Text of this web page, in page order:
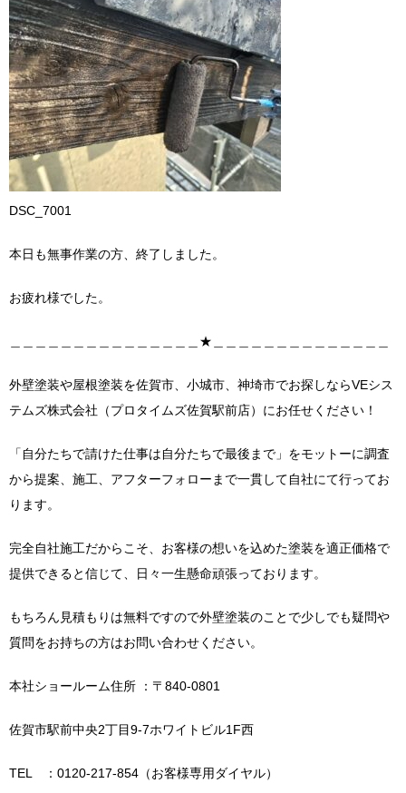
DSC_7001
本日も無事作業の方、終了しました。
お疲れ様でした。
＿＿＿＿＿＿＿＿＿＿＿＿＿＿＿★＿＿＿＿＿＿＿＿＿＿＿＿＿＿
外壁塗装や屋根塗装を佐賀市、小城市、神埼市でお探しならVEシス
テムズ株式会社（プロタイムズ佐賀駅前店）にお任せください！
「自分たちで請けた仕事は自分たちで最後まで」をモットーに調査
から提案、施工、アフターフォローまで一貫して自社にて行ってお
ります。
完全自社施工だからこそ、お客様の想いを込めた塗装を適正価格で
提供できると信じて、日々一生懸命頑張っております。
もちろん見積もりは無料ですので外壁塗装のことで少しでも疑問や
質問をお持ちの方はお問い合わせください。
本社ショールーム住所 ：〒840-0801
佐賀市駅前中央2丁目9-7ホワイトビル1F西
TEL ：0120-217-854（お客様専用ダイヤル）